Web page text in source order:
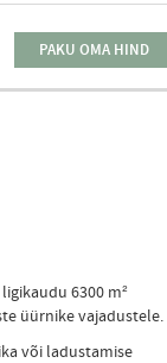
PAKU OMA HIND
6300 m²
üürnike vajadustele.
või ladustamise